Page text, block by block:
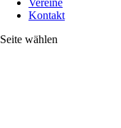
Vereine
Kontakt
Seite wählen